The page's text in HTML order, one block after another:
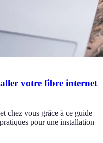
votre fibre internet
chez vous grâce à ce guide
pour une installation